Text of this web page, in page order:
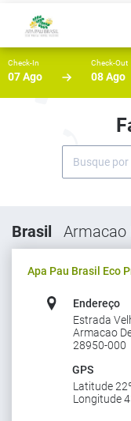
Check-In
07 Ago
Check-Out
08 Ago
Brasil Armacao
Apa Pau Brasil Eco
Endereço
Estrada
Armacao
28950-000
GPS
Latitude
Longitude